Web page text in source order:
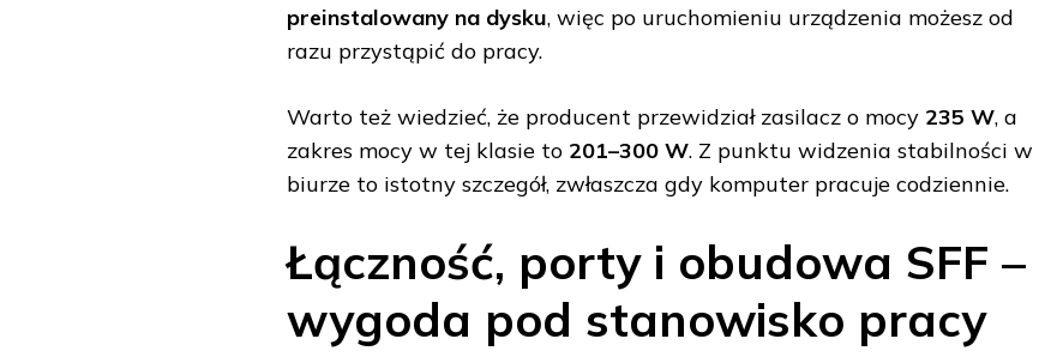
preinstalowany na dysku, więc po uruchomieniu urządzenia możesz od
razu przystąpić do pracy.
Warto też wiedzieć, że producent przewidział zasilacz o mocy 235 W, a
zakres mocy w tej klasie to 201–300 W. Z punktu widzenia stabilności w
biurze to istotny szczegół, zwłaszcza gdy komputer pracuje codziennie.
Łączność, porty i obudowa SFF –
wygoda pod stanowisko pracy